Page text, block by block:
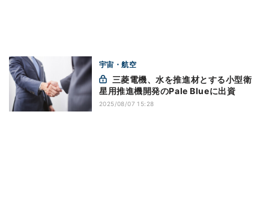
宇宙・航空
星用推進機開発のPale Blueに出資
2025/08/07 15:28